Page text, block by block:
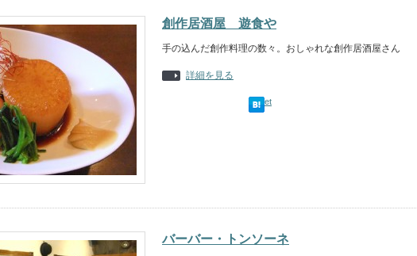
創作居酒屋 遊食や
手の込んだ創作料理の数々。おしゃれな創作居酒屋さん
詳細を見る
Tweet
バーバー・トンソーネ